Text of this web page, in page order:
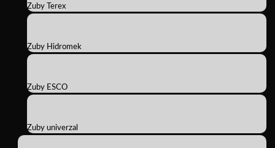
Zuby Terex
Zuby Hidromek
Zuby ESCO
Zuby univerzal